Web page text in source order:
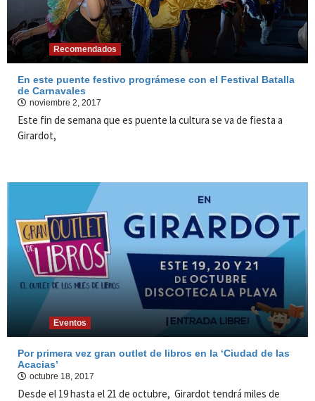
Recomendados
En este puente festivo prográmese con el Festival Batalla
de Carnavales
noviembre 2, 2017
Este fin de semana que es puente la cultura se va de fiesta a
Girardot,
Eventos
Por primera vez gran outlet de libros en la ‘Ciudad de las
Acacias’
octubre 18, 2017
Desde el 19 hasta el 21 de octubre, Girardot tendrá miles de